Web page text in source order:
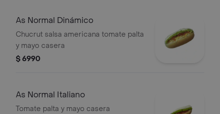
As Normal Dinámico
Chucrut salsa americana tomate palta
y mayo casera
$ 6990
As Normal Italiano
Tomate palta y mayo casera